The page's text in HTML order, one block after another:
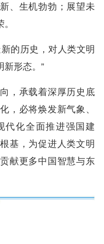
、生机勃勃；展望未
的历史，对人类文明
新形态。”
，承载着深厚历史底
，必将焕发新气象、
代化全面推进强国建
基，为促进人类文明
献更多中国智慧与东